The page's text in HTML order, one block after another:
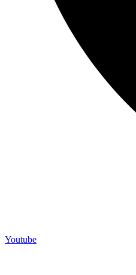
Youtube